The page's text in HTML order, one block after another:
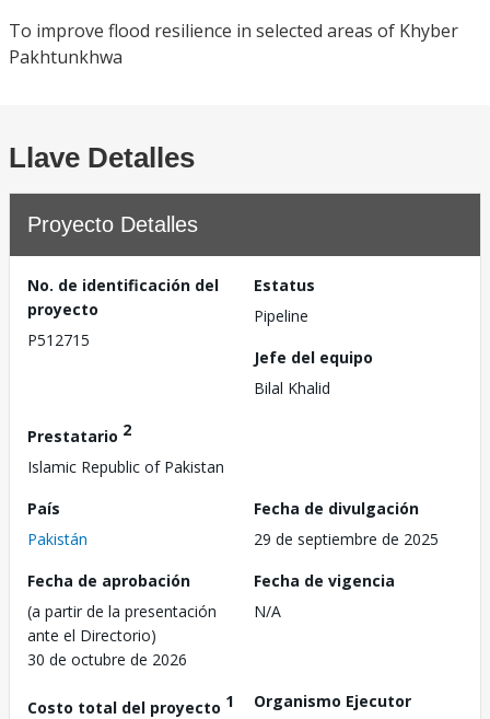
To improve flood resilience in selected areas of Khyber
Pakhtunkhwa
Llave Detalles
Proyecto Detalles
No. de identificación del
proyecto
P512715
Estatus
Pipeline
Jefe del equipo
Bilal Khalid
Prestatario 2
Islamic Republic of Pakistan
País
Pakistán
Fecha de divulgación
29 de septiembre de 2025
Fecha de aprobación
(a partir de la presentación
ante el Directorio)
30 de octubre de 2026
Fecha de vigencia
N/A
Costo total del proyecto 1
Organismo Ejecutor